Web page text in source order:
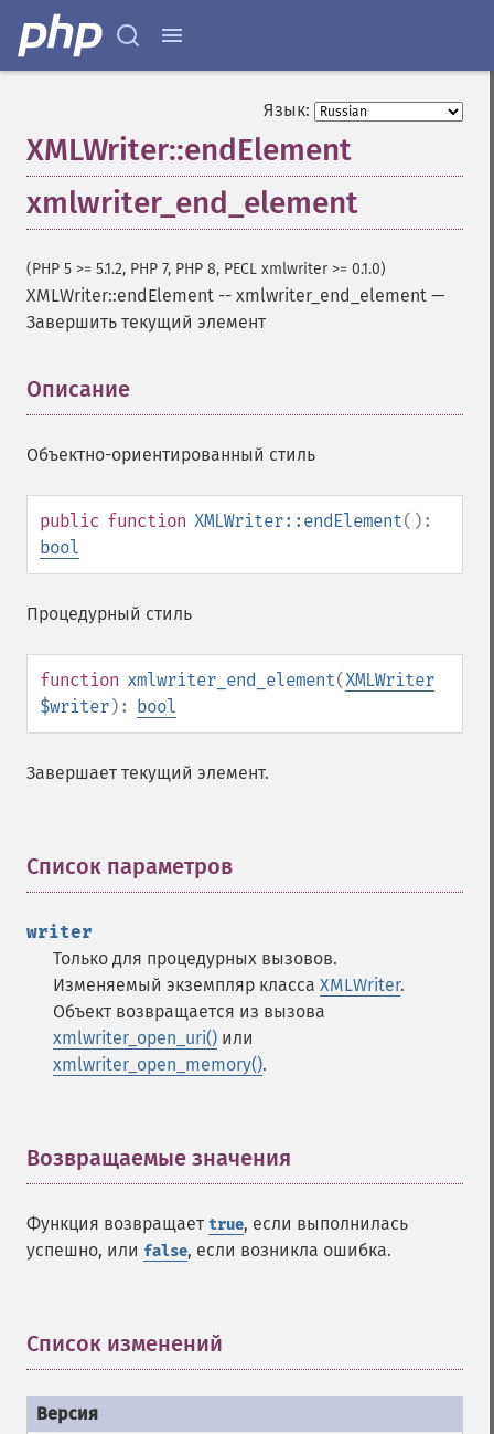
Язык:
XMLWriter::endElement
xmlwriter_end_element
(PHP 5 >= 5.1.2, PHP 7, PHP 8, PECL xmlwriter >= 0.1.0)
XMLWriter::endElement -- xmlwriter_end_element —
Завершить текущий элемент
Описание
Объектно-ориентированный стиль
public function XMLWriter::endElement():
bool
Процедурный стиль
function xmlwriter_end_element(XMLWriter
$writer): bool
Завершает текущий элемент.
Список параметров
writer
Только для процедурных вызовов.
Изменяемый экземпляр класса XMLWriter.
Объект возвращается из вызова
xmlwriter_open_uri() или
xmlwriter_open_memory().
Возвращаемые значения
Функция возвращает true, если выполнилась
успешно, или false, если возникла ошибка.
Список изменений